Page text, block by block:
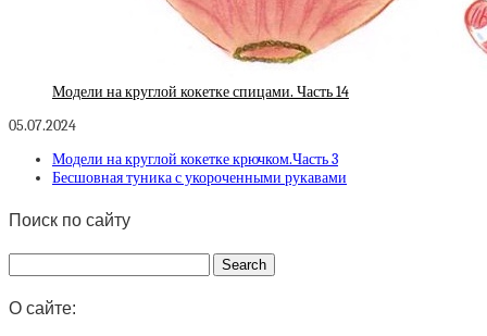
Модели на круглой кокетке спицами. Часть 14
05.07.2024
Модели на круглой кокетке крючком.Часть 3
Бесшовная туника с укороченными рукавами
Поиск по сайту
О сайте: